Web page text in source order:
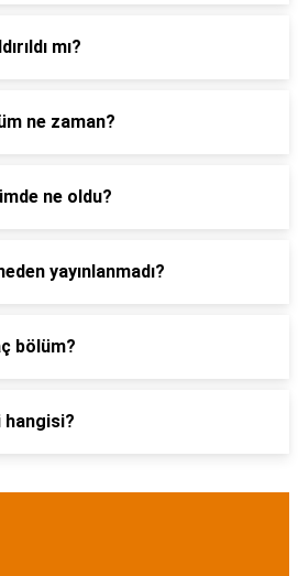
mı?
ne zaman?
ne oldu?
yayınlanmadı?
bölüm?
hangisi?